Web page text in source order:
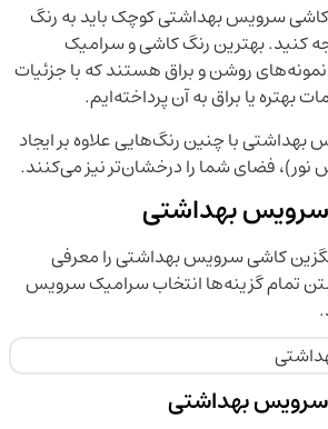
سرویس بهداشتی کوچک باید به رنگ
کنید. بهترین رنگ کاشی و سرامیک
روشن و براق هستند که با جزئیات
بهتره یا براق به آن پرداخته‌ایم.
با چنین رنگ‌هایی علاوه بر ایجاد
نور)، فضای شما را درخشان‌تر نیز می‌کنند.
بهداشتی
کاشی سرویس بهداشتی را معرفی
تمام گزینه‌ها انتخاب سرامیک سرویس
بهداشتی